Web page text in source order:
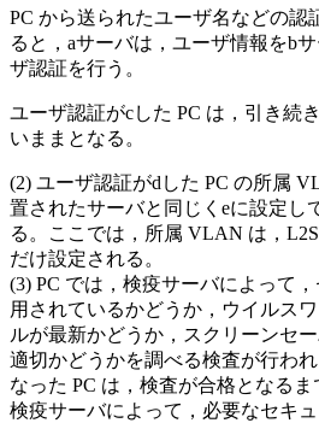
PC から送られたユーザ名などの認
ると， aサーバは，ユーザ情報をb
ザ認証を行う。
ユーザ認証がcした PC は，引き続
いままとなる。
ユーザ認証がd した PC の所属
置されたサーバと同じく eに設定し
る。ここでは，所属 VLAN は，
だけ設定される。
PC では，検疫サーバによって
用されているかどうか，ウイルス
ルが最新かどうか，スクリーンセ
適切かどうかを調べる検査が行わ
なった PC は，検査が合格となるま
検疫サーバによって，必要なセキ